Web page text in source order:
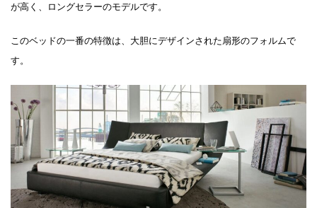
が高く、ロングセラーのモデルです。
このベッドの一番の特徴は、大胆にデザインされた扇形のフォルムで
す。